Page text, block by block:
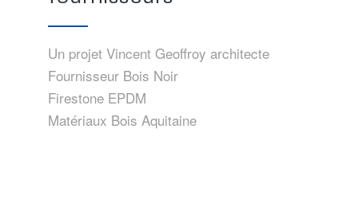
Un projet Vincent Geoffroy architecte
Fournisseur Bois Noir
Firestone EPDM
Matériaux Bois Aquitaine